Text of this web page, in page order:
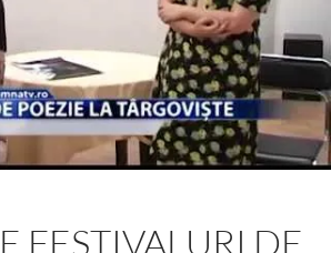
FESTIVALURI DE